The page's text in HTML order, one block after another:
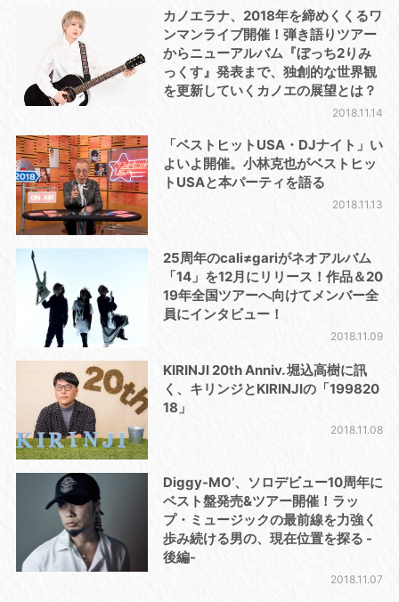
カノエラナ、2018年を締めくくるワ
ンマンライブ開催！弾き語りツアー
からニューアルバム『ぼっち2りみ
っくす』発表まで、独創的な世界観
を更新していくカノエの展望とは？
2018.11.14
「ベストヒットUSA・DJナイト」い
よいよ開催。小林克也がベストヒッ
トUSAと本パーティを語る
2018.11.13
25周年のcali≠gariがネオアルバム
「14」を12月にリリース！作品＆20
19年全国ツアーへ向けてメンバー全
員にインタビュー！
2018.11.09
KIRINJI 20th Anniv. 堀込高樹に訊
く、キリンジとKIRINJIの「199820
18」
2018.11.08
Diggy-MO’、ソロデビュー10周年に
ベスト盤発売&ツアー開催！ラッ
プ・ミュージックの最前線を力強く
歩み続ける男の、現在位置を探る -
後編-
2018.11.07